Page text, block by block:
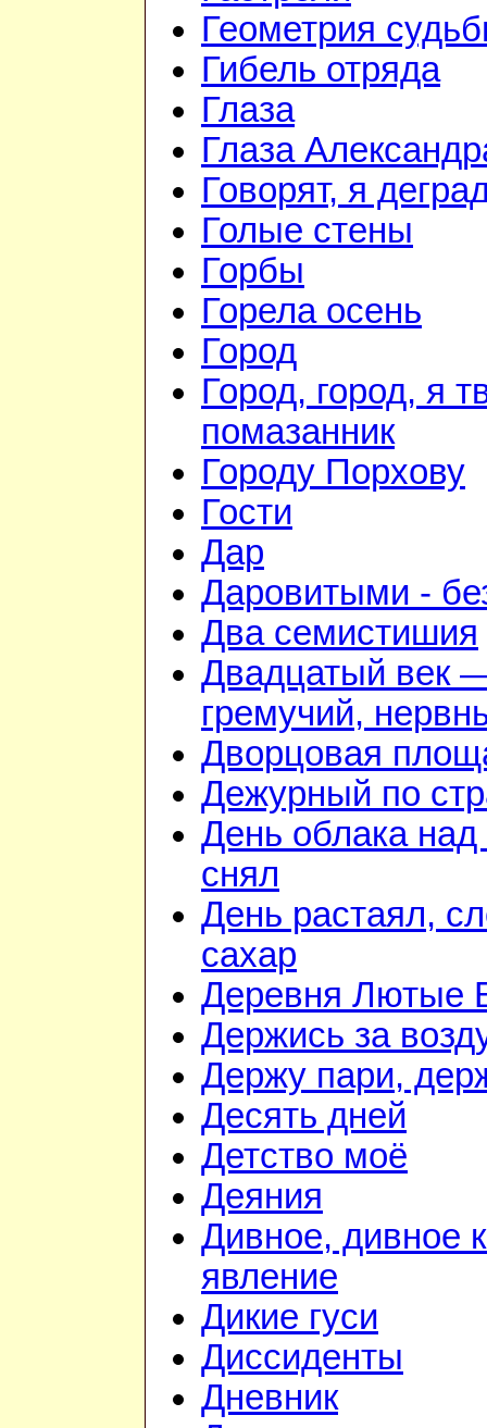
Геометрия
Гибель отряда
Глаза
Глаза
Говорят, я
Голые стены
Горбы
Горела осень
Город
Город, город, я
помазанник
Городу Порхову
Гости
Дар
Даровитыми -
Два семистишия
Двадцатый век
гремучий,
Дворцовая
Дежурный по
День облака
снял
День растаял,
сахар
Деревня Лютые
Держись за
Держу пари,
Десять дней
Детство моё
Деяния
Дивное, дивное
явление
Дикие гуси
Диссиденты
Дневник